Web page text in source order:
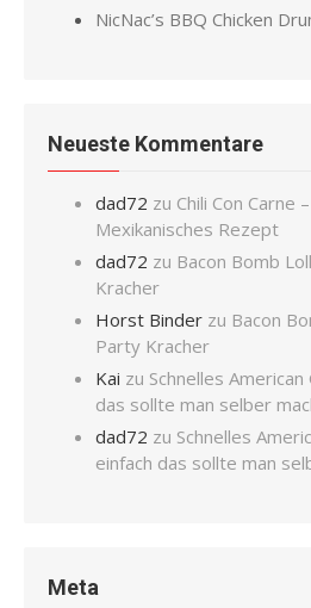
NicNac’s BBQ Chicken
Neueste Kommentare
dad72 zu Chili Con Carne
Mexikanisches Rezept
dad72 zu Bacon Bomb
Kracher
Horst Binder zu Bacon
Party Kracher
Kai zu Schnelles
das sollte man selber
dad72 zu Schnelles
einfach das sollte man
Meta